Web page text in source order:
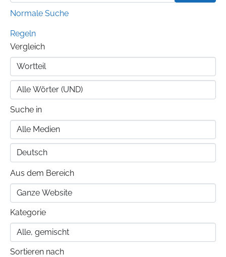
Normale Suche
Regeln
Vergleich
Suche in
Aus dem Bereich
Kategorie
Sortieren nach